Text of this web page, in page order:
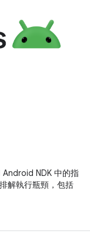
Android NDK 中的指
解執行瓶頸，包括